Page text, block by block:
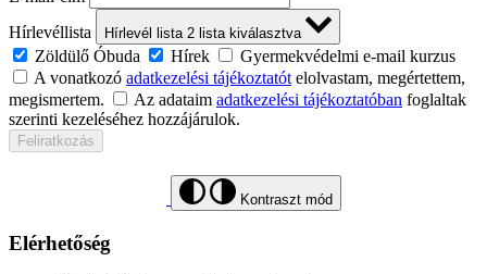
Hírlevéllista
Hírlevél lista 2 lista kiválasztva
Zöldülő Óbuda Hírek
Gyermekvédelmi e-mail kurzus
A vonatkozó adatkezelési tájékoztatót elolvastam, megértettem,
megismertem.
Az adataim adatkezelési tájékoztatóban foglaltak
szerinti kezeléséhez hozzájárulok.
Feliratkozás
Kontraszt mód
Elérhetőség